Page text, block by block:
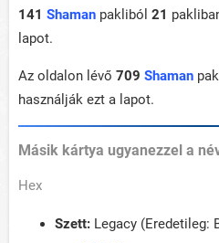
141 Shaman pakliból 21
lapot.
Az oldalon lévő 709 Shaman
használják ezt a lapot.
Másik kártya ugyanezzel a
Hex
Szett: Legacy (Eredetileg: